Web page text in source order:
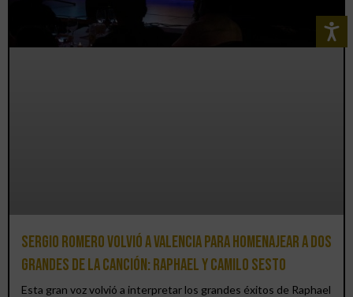
Sergio Romero volvió a Valencia para homenajear a dos
grandes de la canción: Raphael y Camilo Sesto
Esta gran voz volvió a interpretar los grandes éxitos de Raphael